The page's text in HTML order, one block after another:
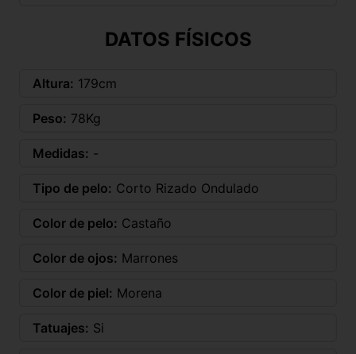
DATOS FÍSICOS
Altura: 179cm
Peso: 78Kg
Medidas: -
Tipo de pelo: Corto Rizado Ondulado
Color de pelo: Castaño
Color de ojos: Marrones
Color de piel: Morena
Tatuajes: Si